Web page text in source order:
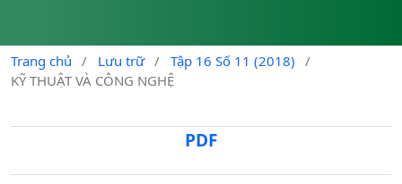
Trang chủ / Lưu trữ / Tập 16 Số 11 (2018)
/
KỸ THUẬT VÀ CÔNG NGHỆ
PDF